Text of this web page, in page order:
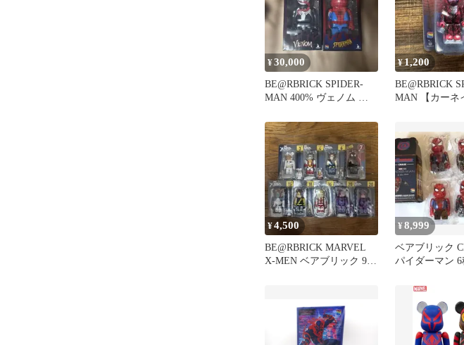
¥30,000
BE@RBRICK SPIDER-
MAN 400% ヴェノム ス
¥1,200
BE@RBRICK
MAN 【カーネ
¥4,500
BE@RBRICK MARVEL
X-MEN ベアブリック 9種
¥8,999
ベアブリック
パイダーマン 6